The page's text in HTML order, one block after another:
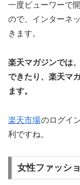
一度ビューワーで
ので、インターネ
きます。
楽天マガジンでは
できたり、楽天マ
ます。
楽天市場のログイ
利ですね。
女性ファッシ